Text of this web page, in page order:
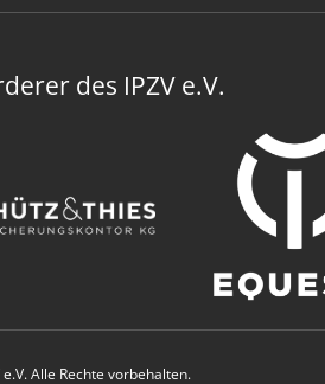
des IPZV e.V.
Alle Rechte vorbehalten.